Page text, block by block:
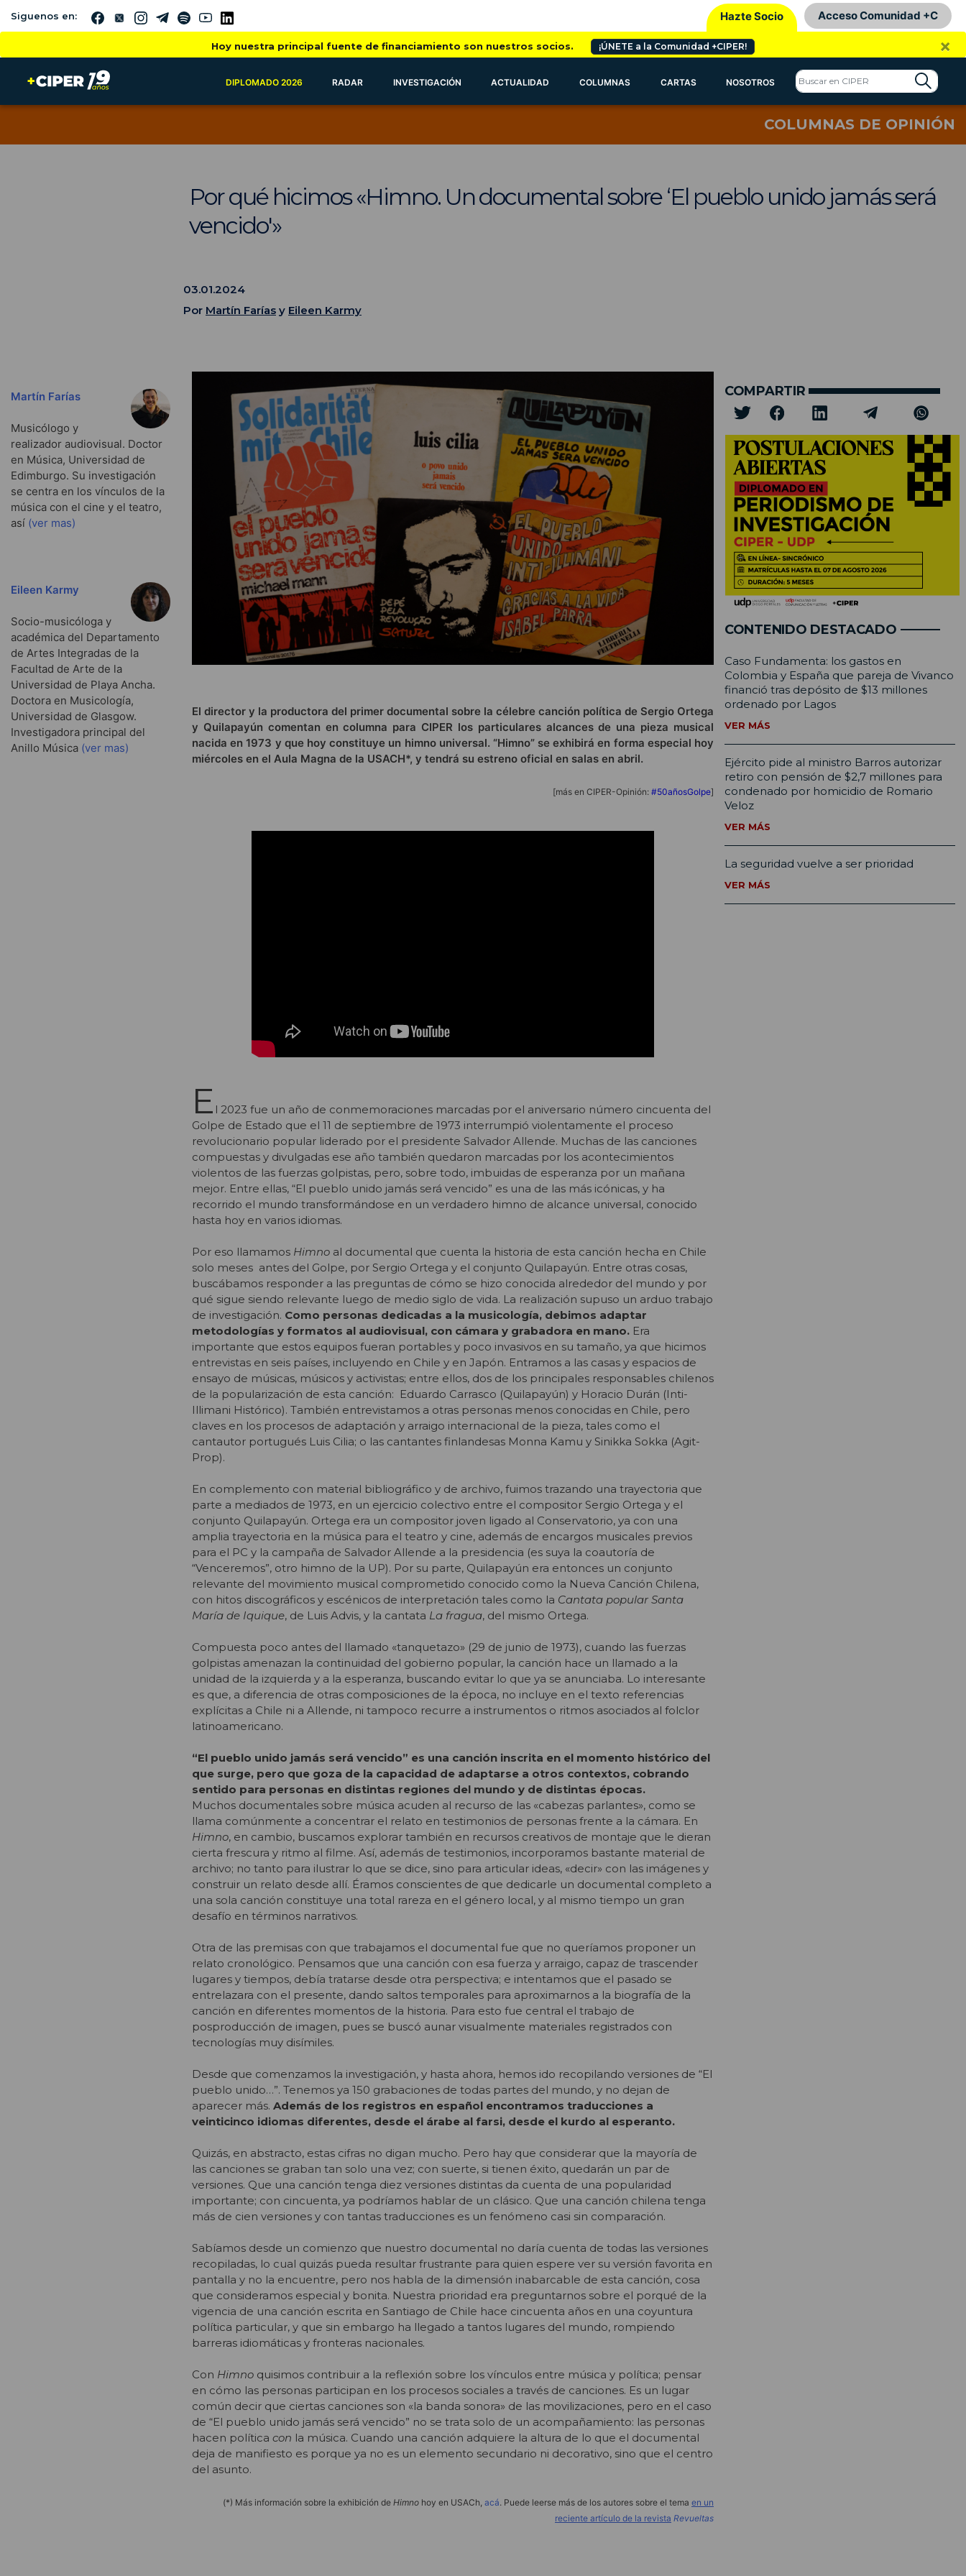
Siguenos en: Hazte Socio Acceso Comunidad +C
Hoy nuestra principal fuente de financiamiento son nuestros socios. ¡ÚNETE a la Comunidad +CIPER! ×
DIPLOMADO 2026 RADAR INVESTIGACIÓN ACTUALIDAD COLUMNAS CARTAS NOSOTROS
COLUMNAS DE OPINIÓN
Por qué hicimos «Himno. Un documental sobre ‘El pueblo unido jamás será
vencido'»
03.01.2024
Por Martín Farías y Eileen Karmy
Martín Farías
Musicólogo y
realizador audiovisual. Doctor
en Música, Universidad de
Edimburgo. Su investigación
se centra en los vínculos de la
música con el cine y el teatro,
así (ver mas)
Eileen Karmy
Socio-musicóloga y
académica del Departamento
de Artes Integradas de la
Facultad de Arte de la
Universidad de Playa Ancha.
Doctora en Musicología,
Universidad de Glasgow.
Investigadora principal del
Anillo Música (ver mas)
El director y la productora del primer documental sobre la célebre canción política de Sergio Ortega
y Quilapayún comentan en columna para CIPER los particulares alcances de una pieza musical
nacida en 1973 y que hoy constituye un himno universal. “Himno” se exhibirá en forma especial hoy
miércoles en el Aula Magna de la USACH*, y tendrá su estreno oficial en salas en abril.
[más en CIPER-Opinión: #50añosGolpe]
E l 2023 fue un año de conmemoraciones marcadas por el aniversario número cincuenta del
Golpe de Estado que el 11 de septiembre de 1973 interrumpió violentamente el proceso
revolucionario popular liderado por el presidente Salvador Allende. Muchas de las canciones
compuestas y divulgadas ese año también quedaron marcadas por los acontecimientos
violentos de las fuerzas golpistas, pero, sobre todo, imbuidas de esperanza por un mañana
mejor. Entre ellas, “El pueblo unido jamás será vencido” es una de las más icónicas, y ha
recorrido el mundo transformándose en un verdadero himno de alcance universal, conocido
hasta hoy en varios idiomas.
Por eso llamamos Himno al documental que cuenta la historia de esta canción hecha en Chile
solo meses antes del Golpe, por Sergio Ortega y el conjunto Quilapayún. Entre otras cosas,
buscábamos responder a las preguntas de cómo se hizo conocida alrededor del mundo y por
qué sigue siendo relevante luego de medio siglo de vida. La realización supuso un arduo trabajo
de investigación. Como personas dedicadas a la musicología, debimos adaptar
metodologías y formatos al audiovisual, con cámara y grabadora en mano. Era
importante que estos equipos fueran portables y poco invasivos en su tamaño, ya que hicimos
entrevistas en seis países, incluyendo en Chile y en Japón. Entramos a las casas y espacios de
ensayo de músicas, músicos y activistas; entre ellos, dos de los principales responsables chilenos
de la popularización de esta canción: Eduardo Carrasco (Quilapayún) y Horacio Durán (Inti-
Illimani Histórico). También entrevistamos a otras personas menos conocidas en Chile, pero
claves en los procesos de adaptación y arraigo internacional de la pieza, tales como el
cantautor portugués Luis Cilia; o las cantantes finlandesas Monna Kamu y Sinikka Sokka (Agit-
Prop).
En complemento con material bibliográfico y de archivo, fuimos trazando una trayectoria que
parte a mediados de 1973, en un ejercicio colectivo entre el compositor Sergio Ortega y el
conjunto Quilapayún. Ortega era un compositor joven ligado al Conservatorio, ya con una
amplia trayectoria en la música para el teatro y cine, además de encargos musicales previos
para el PC y la campaña de Salvador Allende a la presidencia (es suya la coautoría de
“Venceremos”, otro himno de la UP). Por su parte, Quilapayún era entonces un conjunto
relevante del movimiento musical comprometido conocido como la Nueva Canción Chilena,
con hitos discográficos y escénicos de interpretación tales como la Cantata popular Santa
María de Iquique, de Luis Advis, y la cantata La fragua, del mismo Ortega.
Compuesta poco antes del llamado «tanquetazo» (29 de junio de 1973), cuando las fuerzas
golpistas amenazan la continuidad del gobierno popular, la canción hace un llamado a la
unidad de la izquierda y a la esperanza, buscando evitar lo que ya se anunciaba. Lo interesante
es que, a diferencia de otras composiciones de la época, no incluye en el texto referencias
explícitas a Chile ni a Allende, ni tampoco recurre a instrumentos o ritmos asociados al folclor
latinoamericano.
“El pueblo unido jamás será vencido” es una canción inscrita en el momento histórico del
que surge, pero que goza de la capacidad de adaptarse a otros contextos, cobrando
sentido para personas en distintas regiones del mundo y de distintas épocas.
Muchos documentales sobre música acuden al recurso de las «cabezas parlantes», como se
llama comúnmente a concentrar el relato en testimonios de personas frente a la cámara. En
Himno, en cambio, buscamos explorar también en recursos creativos de montaje que le dieran
cierta frescura y ritmo al filme. Así, además de testimonios, incorporamos bastante material de
archivo; no tanto para ilustrar lo que se dice, sino para articular ideas, «decir» con las imágenes y
construir un relato desde allí. Éramos conscientes de que dedicarle un documental completo a
una sola canción constituye una total rareza en el género local, y al mismo tiempo un gran
desafío en términos narrativos.
Otra de las premisas con que trabajamos el documental fue que no queríamos proponer un
relato cronológico. Pensamos que una canción con esa fuerza y arraigo, capaz de trascender
lugares y tiempos, debía tratarse desde otra perspectiva; e intentamos que el pasado se
entrelazara con el presente, dando saltos temporales para aproximarnos a la biografía de la
canción en diferentes momentos de la historia. Para esto fue central el trabajo de
posproducción de imagen, pues se buscó aunar visualmente materiales registrados con
tecnologías muy disímiles.
Desde que comenzamos la investigación, y hasta ahora, hemos ido recopilando versiones de “El
pueblo unido…”. Tenemos ya 150 grabaciones de todas partes del mundo, y no dejan de
aparecer más. Además de los registros en español encontramos traducciones a
veinticinco idiomas diferentes, desde el árabe al farsi, desde el kurdo al esperanto.
Quizás, en abstracto, estas cifras no digan mucho. Pero hay que considerar que la mayoría de
las canciones se graban tan solo una vez; con suerte, si tienen éxito, quedarán un par de
versiones. Que una canción tenga diez versiones distintas da cuenta de una popularidad
importante; con cincuenta, ya podríamos hablar de un clásico. Que una canción chilena tenga
más de cien versiones y con tantas traducciones es un fenómeno casi sin comparación.
Sabíamos desde un comienzo que nuestro documental no daría cuenta de todas las versiones
recopiladas, lo cual quizás pueda resultar frustrante para quien espere ver su versión favorita en
pantalla y no la encuentre, pero nos habla de la dimensión inabarcable de esta canción, cosa
que consideramos especial y bonita. Nuestra prioridad era preguntarnos sobre el porqué de la
vigencia de una canción escrita en Santiago de Chile hace cincuenta años en una coyuntura
política particular, y que sin embargo ha llegado a tantos lugares del mundo, rompiendo
barreras idiomáticas y fronteras nacionales.
Con Himno quisimos contribuir a la reflexión sobre los vínculos entre música y política; pensar
en cómo las personas participan en los procesos sociales a través de canciones. Es un lugar
común decir que ciertas canciones son «la banda sonora» de las movilizaciones, pero en el caso
de “El pueblo unido jamás será vencido” no se trata solo de un acompañamiento: las personas
hacen política con la música. Cuando una canción adquiere la altura de lo que el documental
deja de manifiesto es porque ya no es un elemento secundario ni decorativo, sino que el centro
del asunto.
(*) Más información sobre la exhibición de Himno hoy en USACh, acá. Puede leerse más de los autores sobre el tema en un
reciente artículo de la revista Revueltas
COMPARTIR
CONTENIDO DESTACADO
Caso Fundamenta: los gastos en
Colombia y España que pareja de Vivanco
financió tras depósito de $13 millones
ordenado por Lagos
VER MÁS
Ejército pide al ministro Barros autorizar
retiro con pensión de $2,7 millones para
condenado por homicidio de Romario
Veloz
VER MÁS
La seguridad vuelve a ser prioridad
VER MÁS